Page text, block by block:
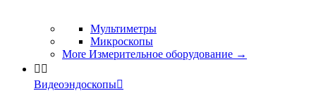
Мультиметры
Микроскопы
More Измерительное оборудование →
 
Видеоэндоскопы